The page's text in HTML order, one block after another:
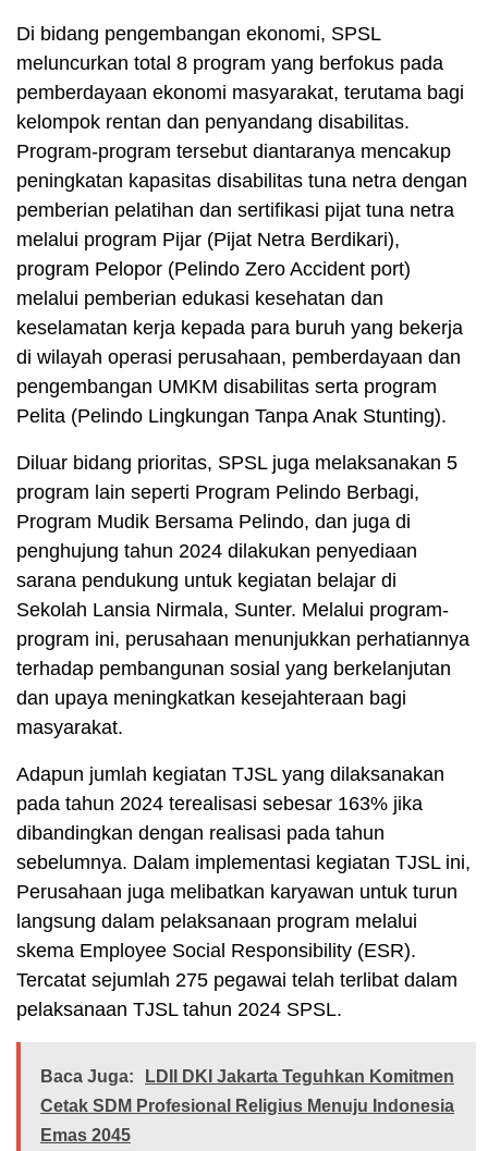
Di bidang pengembangan ekonomi, SPSL
meluncurkan total 8 program yang berfokus pada
pemberdayaan ekonomi masyarakat, terutama bagi
kelompok rentan dan penyandang disabilitas.
Program-program tersebut diantaranya mencakup
peningkatan kapasitas disabilitas tuna netra dengan
pemberian pelatihan dan sertifikasi pijat tuna netra
melalui program Pijar (Pijat Netra Berdikari),
program Pelopor (Pelindo Zero Accident port)
melalui pemberian edukasi kesehatan dan
keselamatan kerja kepada para buruh yang bekerja
di wilayah operasi perusahaan, pemberdayaan dan
pengembangan UMKM disabilitas serta program
Pelita (Pelindo Lingkungan Tanpa Anak Stunting).
Diluar bidang prioritas, SPSL juga melaksanakan 5
program lain seperti Program Pelindo Berbagi,
Program Mudik Bersama Pelindo, dan juga di
penghujung tahun 2024 dilakukan penyediaan
sarana pendukung untuk kegiatan belajar di
Sekolah Lansia Nirmala, Sunter. Melalui program-
program ini, perusahaan menunjukkan perhatiannya
terhadap pembangunan sosial yang berkelanjutan
dan upaya meningkatkan kesejahteraan bagi
masyarakat.
Adapun jumlah kegiatan TJSL yang dilaksanakan
pada tahun 2024 terealisasi sebesar 163% jika
dibandingkan dengan realisasi pada tahun
sebelumnya. Dalam implementasi kegiatan TJSL ini,
Perusahaan juga melibatkan karyawan untuk turun
langsung dalam pelaksanaan program melalui
skema Employee Social Responsibility (ESR).
Tercatat sejumlah 275 pegawai telah terlibat dalam
pelaksanaan TJSL tahun 2024 SPSL.
Baca Juga:
LDII DKI Jakarta Teguhkan Komitmen
Cetak SDM Profesional Religius Menuju Indonesia
Emas 2045